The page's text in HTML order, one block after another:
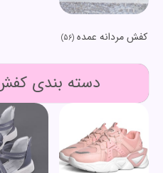
کفش مردانه عمده(56)
دسته بندی